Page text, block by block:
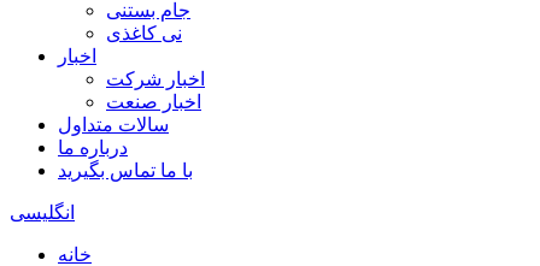
جام بستنی
نی کاغذی
اخبار
اخبار شرکت
اخبار صنعت
سالات متداول
درباره ما
با ما تماس بگیرید
انگلیسی
خانه